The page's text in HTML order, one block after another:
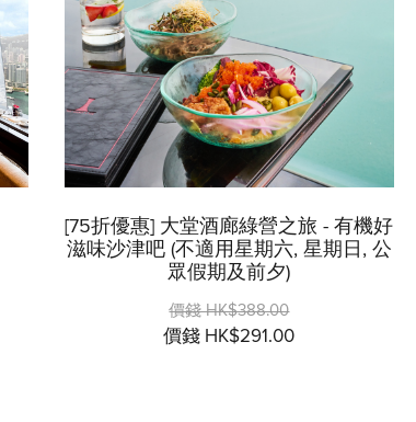
[75折優惠] 大堂酒廊綠營之旅 - 有機好
滋味沙津吧 (不適用星期六, 星期日, 公
眾假期及前夕)
價錢 HK$388.00
價錢 HK$291.00